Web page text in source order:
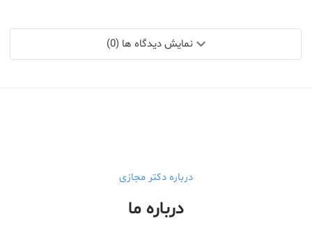
نمایش دیدگاه ها (0)
درباره دکتر مجازی
درباره ما